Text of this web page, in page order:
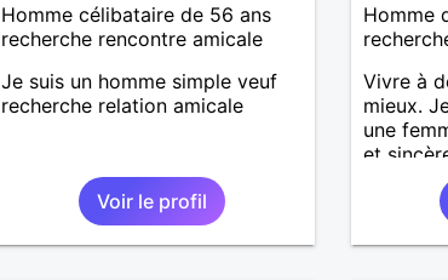
Homme célibataire de 56 ans
recherche rencontre amicale
Je suis un homme simple veuf
recherche relation amicale
Voir le profil
Homme
Vivre à
mieux.
une
et
balader
J'aime